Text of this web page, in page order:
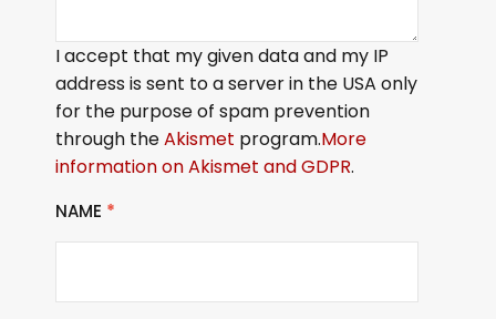
I accept that my given data and my IP
address is sent to a server in the USA only
for the purpose of spam prevention
through theAkismet program.More
information on Akismet and GDPR.
NAME *